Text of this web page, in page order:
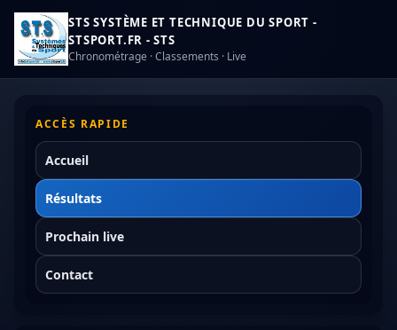
STS SYSTÈME ET TECHNIQUE DU SPORT -
STSPORT.FR - STS
Chronométrage · Classements · Live
ACCÈS RAPIDE
Accueil
Résultats
Prochain live
Contact